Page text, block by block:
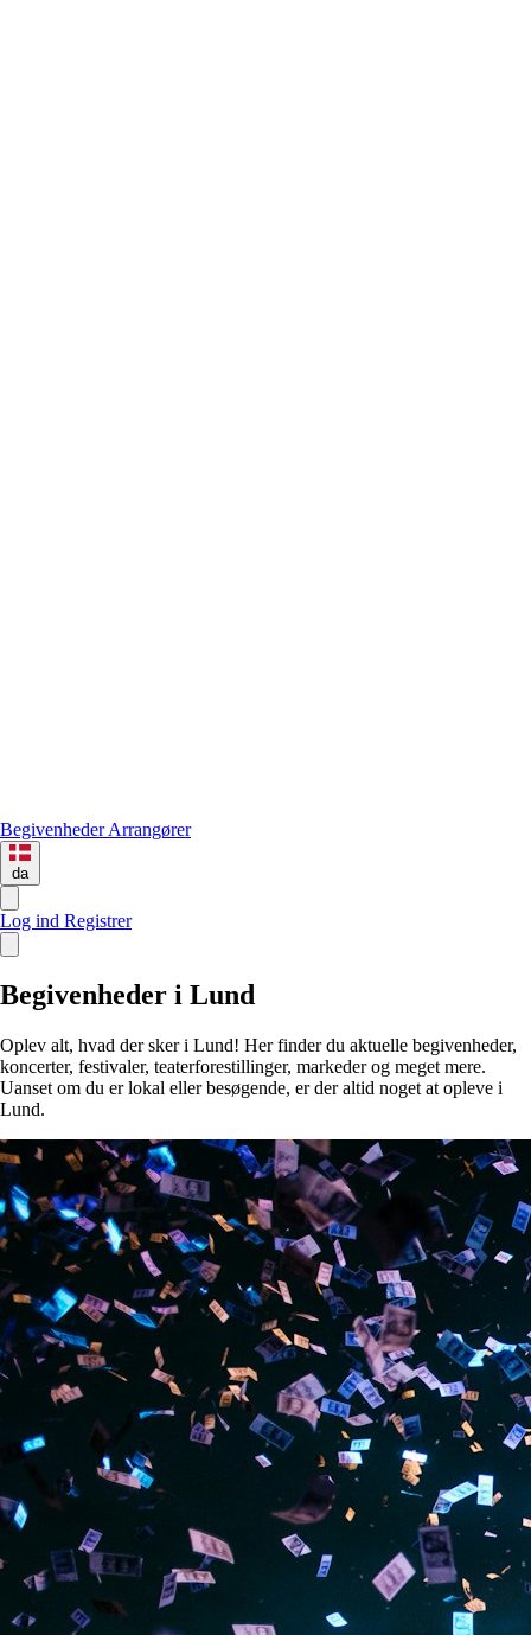
BegivenhederArrangører
da
Log ind Registrer
Begivenheder i Lund
Oplev alt, hvad der sker i Lund! Her finder du aktuelle begivenheder,
koncerter, festivaler, teaterforestillinger, markeder og meget mere.
Uanset om du er lokal eller besøgende, er der altid noget at opleve i
Lund.